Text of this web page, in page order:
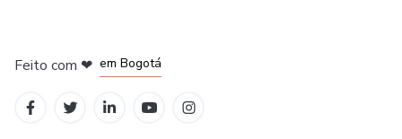
Feito com ❤ em Bogotá